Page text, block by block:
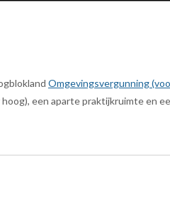
Omgevingsvergunning
een aparte praktijkruimte en